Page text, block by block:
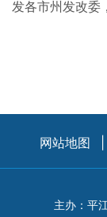
发各市州发改委
网站地图
主办：平